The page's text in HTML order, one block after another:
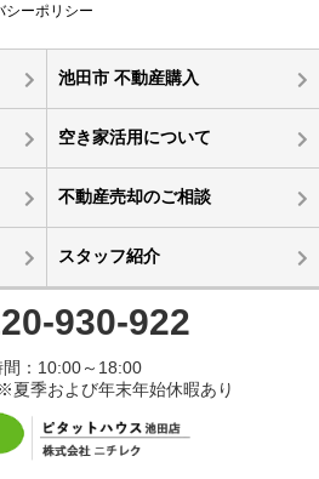
シーポリシー
池田市 不動産購入
空き家活用について
不動産売却のご相談
スタッフ紹介
930-922
間：10:00～18:00
夏季および年末年始休暇あり